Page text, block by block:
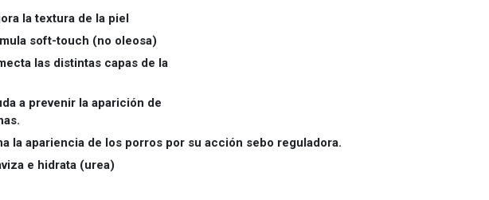
la textura de la piel
soft-touch (no oleosa)
las distintas capas de la
a prevenir la aparición de
la apariencia de los porros por su acción sebo reguladora.
e hidrata (urea)